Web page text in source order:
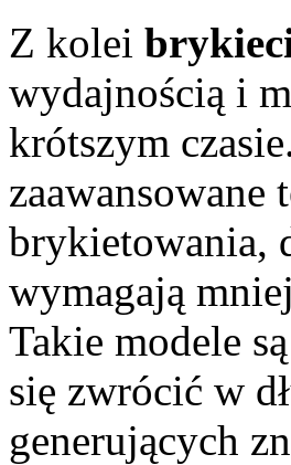
Z kolei
wydajnością i
krótszym
zaawansowane
brykietowania,
wymagają
Takie modele
się zwrócić w
generujących